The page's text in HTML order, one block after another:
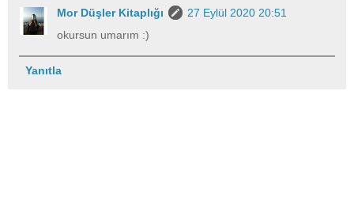
Mor Düşler Kitaplığı
27 Eylül 2020 20:51
okursun umarım :)
Yanıtla